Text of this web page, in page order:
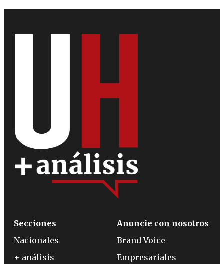
Secciones
Nacionales
+ análisis
Anuncie con nosotros
Brand Voice
Empresariales